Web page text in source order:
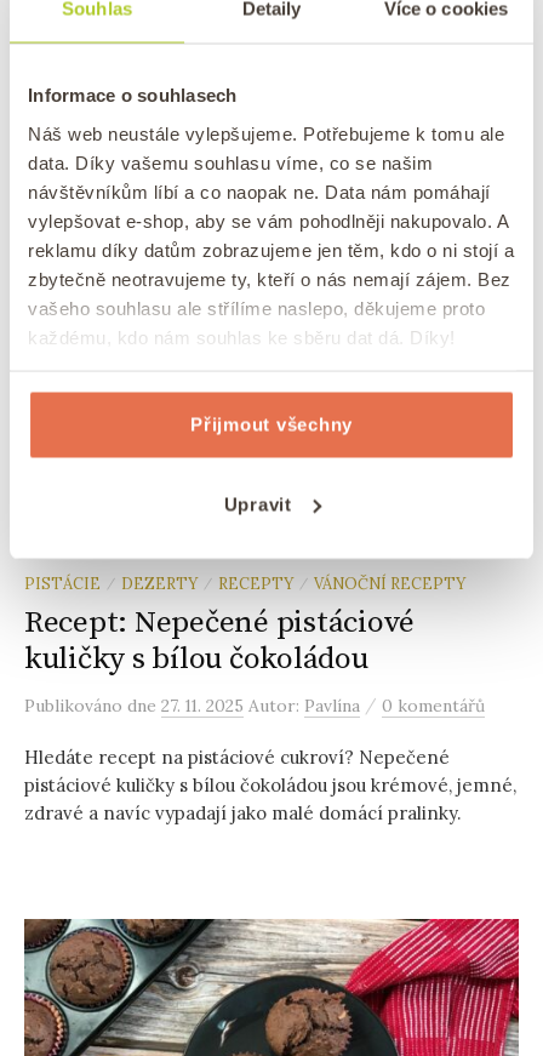
Souhlas Detaily Více o cookies
Informace o souhlasech
Náš web neustále vylepšujeme. Potřebujeme k tomu ale
data. Díky vašemu souhlasu víme, co se našim
návštěvníkům líbí a co naopak ne. Data nám pomáhají
vylepšovat e-shop, aby se vám pohodlněji nakupovalo. A
reklamu díky datům zobrazujeme jen těm, kdo o ni stojí a
zbytečně neotravujeme ty, kteří o nás nemají zájem. Bez
vašeho souhlasu ale střílíme naslepo, děkujeme proto
každému, kdo nám souhlas ke sběru dat dá. Díky!
Přijmout všechny
Upravit
Publikovánodne Autor:Pavlína 0 komentářů
jídlo? Kuřecí satay s arašídovou omáčkou je přesně ten
PISTÁCIE / DEZERTY / RECEPTY / VÁNOČNÍ RECEPTY
Recept: Nepečené pistáciové
kuličky s bílou čokoládou
Publikováno dne 27. 11. 2025 Autor: Pavlína / 0 komentářů
Hledáte recept na pistáciové cukroví? Nepečené
pistáciové kuličky s bílou čokoládou jsou krémové, jemné,
zdravé a navíc vypadají jako malé domácí pralinky.